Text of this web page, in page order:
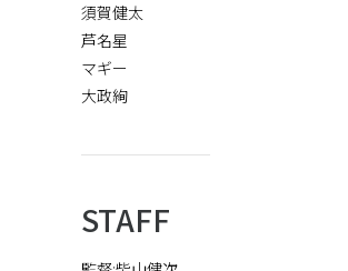
須賀健太
芦名星
マギー
大政絢
STAFF